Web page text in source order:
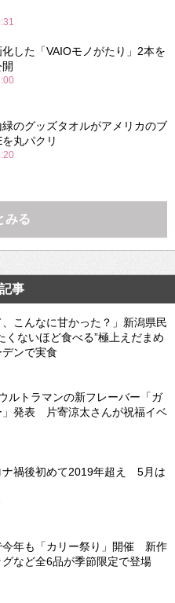
した「VAIOモノがたり」2本を
のグッズタオルがアメリカのブ
丸パクリ
みる
事
、こんなに甘かった？」新潟県民
くないほど食べる”極上えだまめ
ンで実食
ルトラマンの新フレーバー「ガ
」発表 片寄涼太さんが祝福イベ
ナ禍後初めて2019年超え 5月は
今年も「カリー祭り」開催 新作
など全6品が季節限定で登場